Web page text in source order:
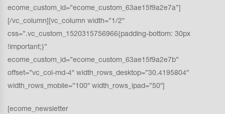
ecome_custom_id=”ecome_custom_63ae15f9a2e7a”]
[/vc_column][vc_column width=”1/2″
css=”.vc_custom_1520315756966{padding-bottom: 30px
!important;}”
ecome_custom_id=”ecome_custom_63ae15f9a2e7b”
offset=”vc_col-md-4″ width_rows_desktop=”30.4195804″
width_rows_mobile=”100″ width_rows_ipad=”50″]
[ecome_newsletter